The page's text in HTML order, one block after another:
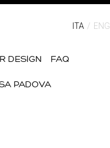
ITA ENG
DESIGN FAQ
PADOVA